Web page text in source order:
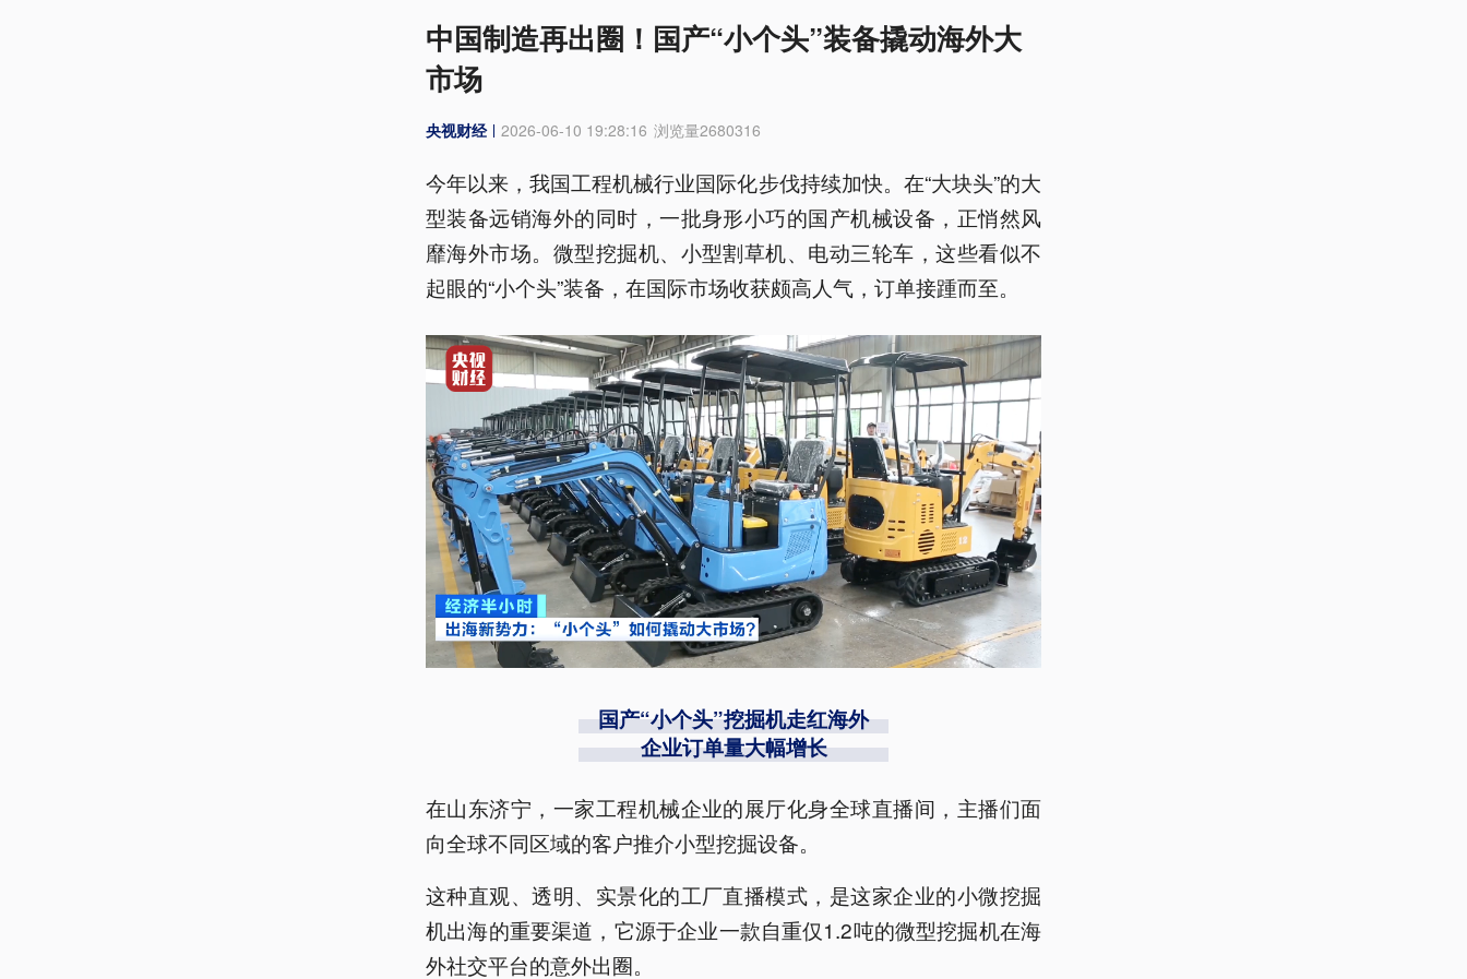
中国制造再出圈！国产“小个头”装备撬动海外大
市场
央视财经 2026-06-10 19:28:16 浏览量2680316
今年以来，我国工程机械行业国际化步伐持续加快。在“大块头”的大
型装备远销海外的同时，一批身形小巧的国产机械设备，正悄然风
靡海外市场。微型挖掘机、小型割草机、电动三轮车，这些看似不
起眼的“小个头”装备，在国际市场收获颇高人气，订单接踵而至。
国产“小个头”挖掘机走红海外
企业订单量大幅增长
在山东济宁，一家工程机械企业的展厅化身全球直播间，主播们面
向全球不同区域的客户推介小型挖掘设备。
这种直观、透明、实景化的工厂直播模式，是这家企业的小微挖掘
机出海的重要渠道，它源于企业一款自重仅1.2吨的微型挖掘机在海
外社交平台的意外出圈。